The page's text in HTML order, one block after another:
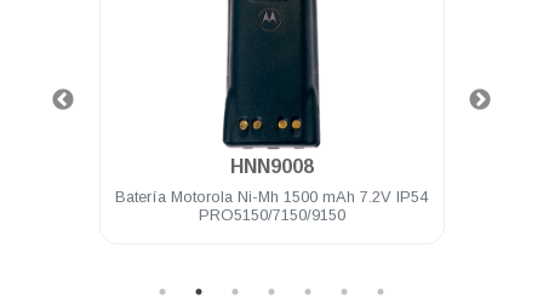
.
HNN9008
Batería Motorola Ni-Mh 1500 mAh 7.2V IP54
PRO5150/7150/9150